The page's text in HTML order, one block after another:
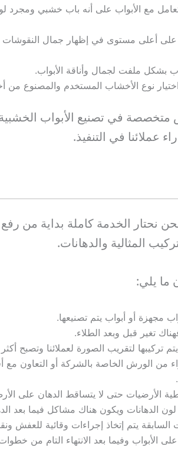
مع الأبواب على أنه باب خشبي ومجرد
على أعلى مستوى في إظهار جمال النقوشات
بشكل ملفت لجمال وأناقة الأبواب.
نوع الأخشاب المستخدم والمصنوع من
في تصنيع الأبواب الخشبية
عملائنا في التنفيذ.
نحتار الخدمة كاملة بداية من
المثالية والدهانات.
ما يلي:
مجهزة أو أبواب يتم تصنيعها.
تغير قبل وبعد الطلاء.
تركيبها لتقريب الصورة لعملائنا وتصبح
من الورش الخاصة بالشركة أو التعاون
الأرضيات حتى لا يتساقط الدهان على
الدهانات ويكون هناك مشاكل فيما بعد
السابقة يتم إتخاذ إجراءات وقائية للعفش
الأبواب وفيما بعد الانتهاء التام من